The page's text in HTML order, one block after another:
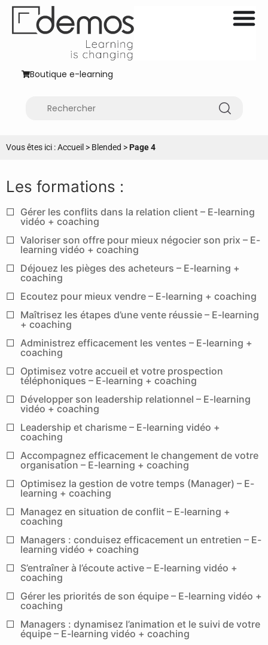
Boutique e-learning
Vous êtes ici :Accueil > Blended >Page 4
Gérer les conflits dans la relation client – E-learning
vidéo + coaching
Valoriser son offre pour mieux négocier son prix – E-
learning vidéo + coaching
Déjouez les pièges des acheteurs – E-learning +
coaching
Ecoutez pour mieux vendre – E-learning + coaching
Maîtrisez les étapes d’une vente réussie – E-learning
+ coaching
Administrez efficacement les ventes – E-learning +
coaching
Optimisez votre accueil et votre prospection
téléphoniques – E-learning + coaching
Développer son leadership relationnel – E-learning
vidéo + coaching
Leadership et charisme – E-learning vidéo +
coaching
Accompagnez efficacement le changement de votre
organisation – E-learning + coaching
Optimisez la gestion de votre temps (Manager) – E-
learning + coaching
Managez en situation de conflit – E-learning +
coaching
Managers : conduisez efficacement un entretien – E-
learning vidéo + coaching
S’entraîner à l’écoute active – E-learning vidéo +
coaching
Gérer les priorités de son équipe – E-learning vidéo +
coaching
Managers : dynamisez l’animation et le suivi de votre
équipe – E-learning vidéo + coaching